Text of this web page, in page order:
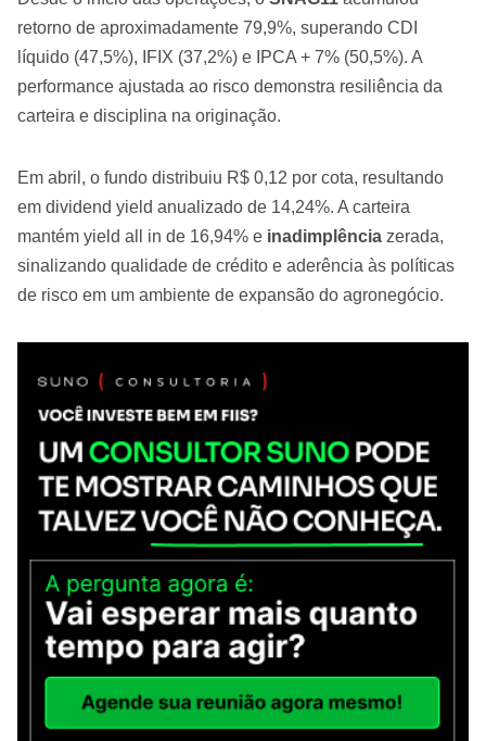
retorno de aproximadamente 79,9%, superando CDI
líquido (47,5%), IFIX (37,2%) e IPCA + 7% (50,5%). A
performance ajustada ao risco demonstra resiliência da
carteira e disciplina na originação.
Em abril, o fundo distribuiu R$ 0,12 por cota, resultando
em dividend yield anualizado de 14,24%. A carteira
mantém yield all in de 16,94% e inadimplência zerada,
sinalizando qualidade de crédito e aderência às políticas
de risco em um ambiente de expansão do agronegócio.